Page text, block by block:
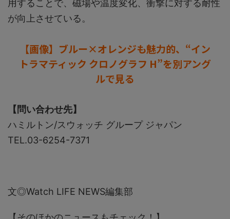
用することで、磁場や温度変化、衝撃に対する耐性
が向上させている。
【画像】ブルー×オレンジも魅力的、“イン
トラマティック クロノグラフ H”を別アング
ルで見る
【問い合わせ先】
ハミルトン/スウォッチ グループ ジャパン
TEL.03-6254-7371
文◎Watch LIFE NEWS編集部